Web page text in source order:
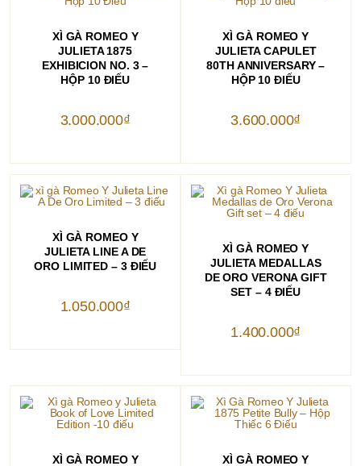
THÊM VÀO GIỎ HÀNG
XÌ GÀ ROMEO Y
JULIETA 1875
EXHIBICION NO. 3 –
HỘP 10 ĐIẾU
3.000.000₫
THÊM VÀO GIỎ HÀNG
XÌ GÀ ROMEO Y
JULIETA CAPULET
80TH ANNIVERSARY –
HỘP 10 ĐIẾU
3.600.000₫
THÊM VÀO GIỎ HÀNG
XÌ GÀ ROMEO Y
JULIETA LINE A DE
ORO LIMITED – 3 ĐIẾU
1.050.000₫
THÊM VÀO GIỎ HÀNG
XÌ GÀ ROMEO Y
JULIETA MEDALLAS
DE ORO VERONA GIFT
SET – 4 ĐIẾU
1.400.000₫
THÊM VÀO GIỎ HÀNG
XÌ GÀ ROMEO Y
THÊM VÀO GIỎ HÀNG
XÌ GÀ ROMEO Y